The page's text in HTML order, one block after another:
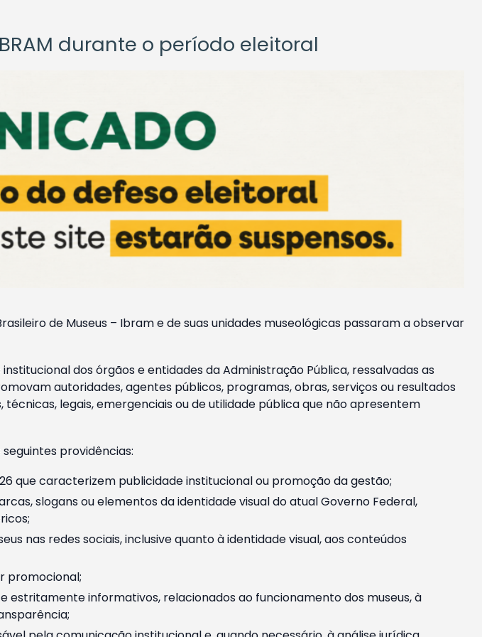
durante o período eleitoral
de Museus – Ibram e de suas unidades museológicas passaram a observar
dos órgãos e entidades da Administração Pública, ressalvadas as
autoridades, agentes públicos, programas, obras, serviços ou resultados
legais, emergenciais ou de utilidade pública que não apresentem
providências:
que caracterizem publicidade institucional ou promoção da gestão;
slogans ou elementos da identidade visual do atual Governo Federal,
nas redes sociais, inclusive quanto à identidade visual, aos conteúdos
promocional;
estritamente informativos, relacionados ao funcionamento dos museus, à